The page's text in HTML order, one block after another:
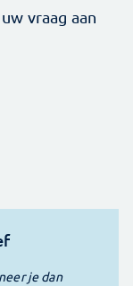
vraag aan
je dan